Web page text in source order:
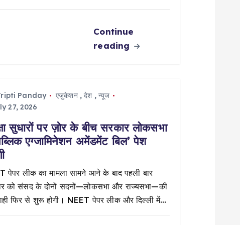
Continue
reading
Panday एजुकेशन,देश ,न्यूज
27, 2026
सुधारों पर ज़ोर के बीच सरकार लोकसभा
एग्जामिनेशन अमेंडमेंट बिल’ पेश
पेपर लीक का मामला सामने आने के बाद पहली बार
को संसद के दोनों सदनों—लोकसभा और राज्यसभा—की
फिर से शुरू होगी। NEET पेपर लीक और दिल्ली में…